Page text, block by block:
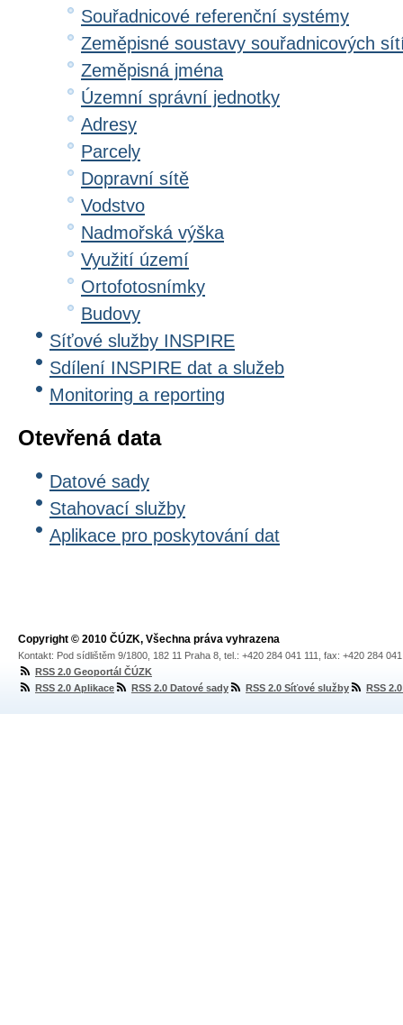
Souřadnicové referenční systémy
Zeměpisné soustavy souřadnicových
Zeměpisná jména
Územní správní jednotky
Adresy
Parcely
Dopravní sítě
Vodstvo
Nadmořská výška
Využití území
Ortofotosnímky
Budovy
Síťové služby INSPIRE
Sdílení INSPIRE dat a služeb
Monitoring a reporting
Otevřená data
Datové sady
Stahovací služby
Aplikace pro poskytování dat
Copyright © 2010 ČÚZK, Všechna práva vyhrazena
Kontakt: Pod sídlištěm 9/1800, 182 11 Praha 8, tel.: +420 284 041 111, fax: +420 284
RSS 2.0 Geoportál ČÚZK
RSS 2.0 Aplikace
RSS 2.0 Datové sady RSS 2.0 Síťové služby RSS